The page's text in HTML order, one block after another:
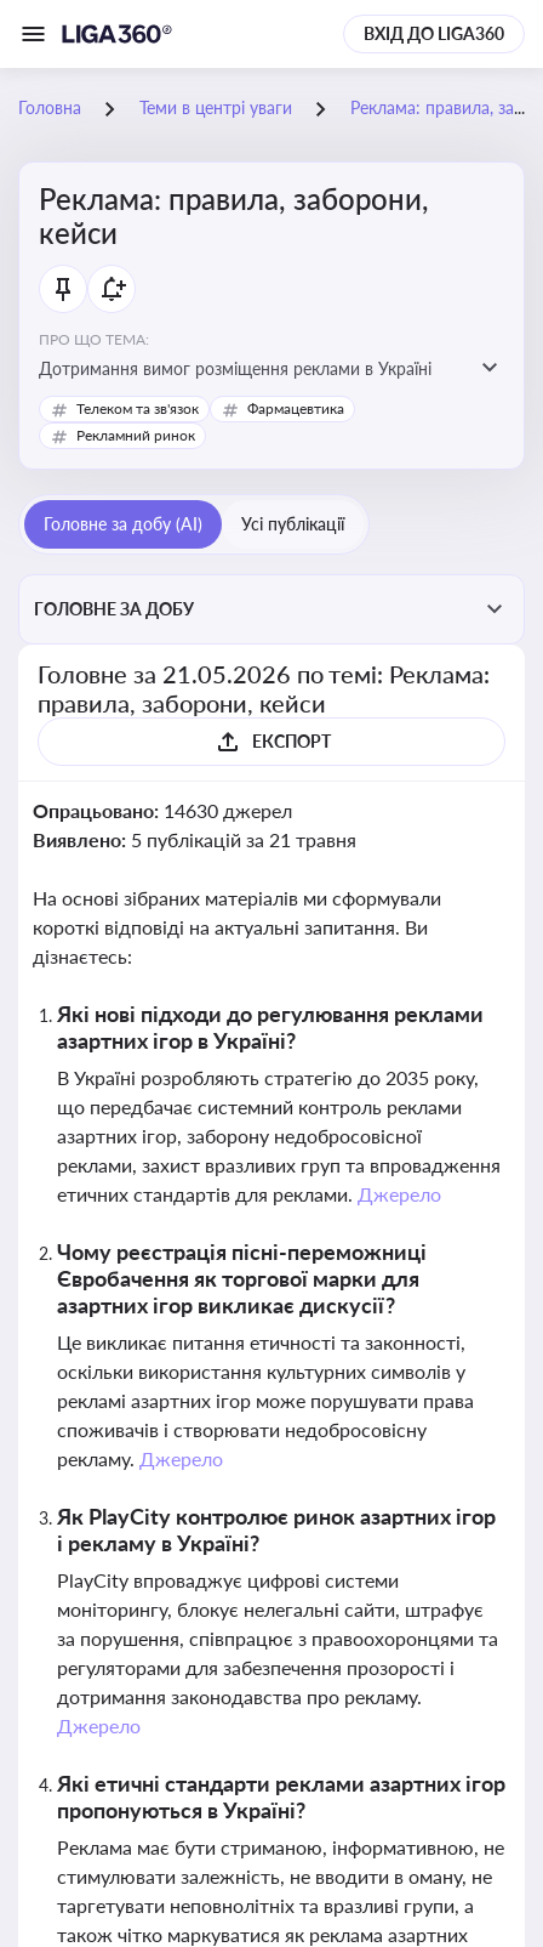
ВХІД ДО LIGA360
Головна Теми в центрі уваги Реклама: правила, заборони, кейси
Реклама: правила, заборони,
кейси
ПРО ЩО ТЕМА:
Дотримання вимог розміщення реклами в Україні
Телеком та зв'язок
Фармацевтика
Рекламний ринок
Головне за добу (AI) Усі публікації
ГОЛОВНЕ ЗА ДОБУ
Головне за 21.05.2026 по темі: Реклама:
правила, заборони, кейси
ЕКСПОРТ
Опрацьовано: 14630 джерел
Виявлено: 5 публікацій за 21 травня
На основі зібраних матеріалів ми сформували
короткі відповіді на актуальні запитання. Ви
дізнаєтесь:
Які нові підходи до регулювання реклами
азартних ігор в Україні?
В Україні розробляють стратегію до 2035 року,
що передбачає системний контроль реклами
азартних ігор, заборону недобросовісної
реклами, захист вразливих груп та впровадження
етичних стандартів для реклами. Джерело
Чому реєстрація пісні-переможниці
Євробачення як торгової марки для
азартних ігор викликає дискусії?
Це викликає питання етичності та законності,
оскільки використання культурних символів у
рекламі азартних ігор може порушувати права
споживачів і створювати недобросовісну
рекламу. Джерело
Як PlayCity контролює ринок азартних ігор
і рекламу в Україні?
PlayCity впроваджує цифрові системи
моніторингу, блокує нелегальні сайти, штрафує
за порушення, співпрацює з правоохоронцями та
регуляторами для забезпечення прозорості і
дотримання законодавства про рекламу.
Джерело
Які етичні стандарти реклами азартних ігор
пропонуються в Україні?
Реклама має бути стриманою, інформативною, не
стимулювати залежність, не вводити в оману, не
таргетувати неповнолітніх та вразливі групи, а
також чітко маркуватися як реклама азартних